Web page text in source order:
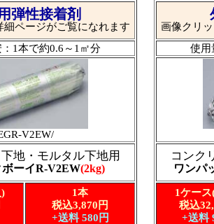
画像クリ
使用
コンク
ワンパ
1ケー
税込
+送料
弾性接着剤
細ページがご覧になれます
1本で約0.6～1㎡分
V2EW/
地・モルタル下地用
ボーイR-V2EW(2kg)
1本
税込3,870円
+送料 580円